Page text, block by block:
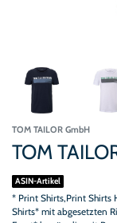
TOM TAILOR GmbH
TOM
ASIN-Artikel
* Print Shirts,Print Shirts
Shirts* mit abgesetzten